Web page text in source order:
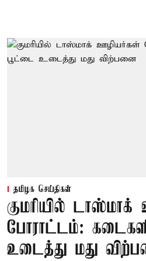
தமிழக செய்திகள்
குமரியில்
போராட்டம்:
உடைத்து மது